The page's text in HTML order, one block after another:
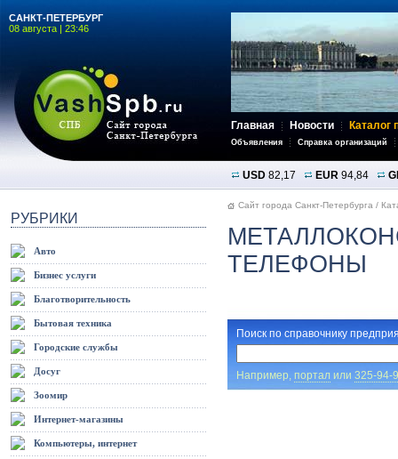
САНКТ-ПЕТЕРБУРГ
08 августа | 23:46
Главная Новости Каталог
Объявления Справка организаций
USD 82,17 EUR 94,84
РУБРИКИ
Авто
Бизнес услуги
Благотворительность
Бытовая техника
Городские службы
Досуг
Зоомир
Интернет-магазины
Компьютеры, интернет
Сайт города Санкт-Петербурга /
ТЕЛЕФОНЫ
Поиск по справочнику
Например, порталили 325-94-